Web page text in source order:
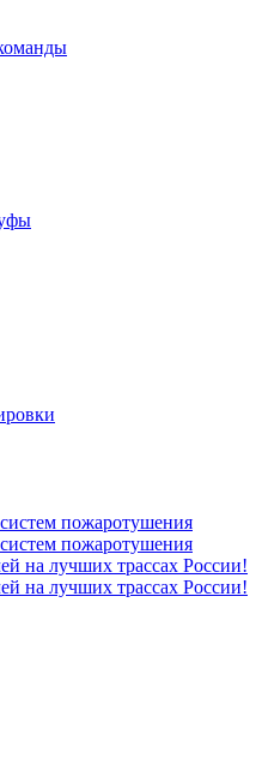
пожаротушения
пожаротушения
на лучших трассах России!
на лучших трассах России!